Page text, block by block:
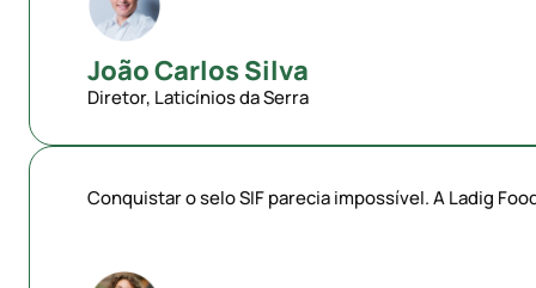
João Carlos Silva
Diretor, Laticínios da Serra
Conquistar o selo SIF parecia impossível. A Ladig